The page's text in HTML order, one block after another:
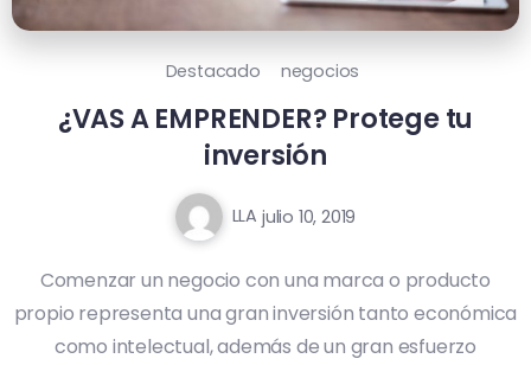
Destacado negocios
¿VAS A EMPRENDER? Protege tu
inversión
LLA julio 10, 2019
Comenzar un negocio con una marca o producto
propio representa una gran inversión tanto económica
como intelectual, además de un gran esfuerzo